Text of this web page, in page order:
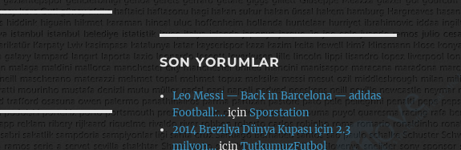
SON YORUMLAR
Leo Messi — Back in Barcelona — adidas
Football:…içinSporstation
2014 Brezilya Dünya Kupası için 2.3
milyon…içinTutkumuzFutbol